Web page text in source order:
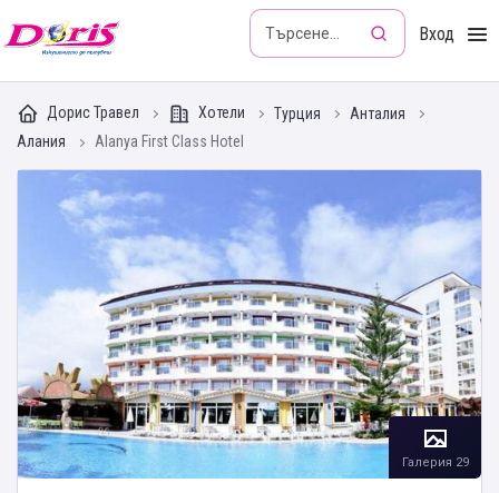
Doris - Изкушението да пътуваш Вход
Дорис Травел Хотели Турция
Анталия
Алания
Alanya First Class Hotel
Галерия 29